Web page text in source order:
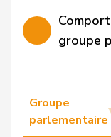
Clivaz
Crottaz
Dandrès
groupe
Groupe
parlementaire